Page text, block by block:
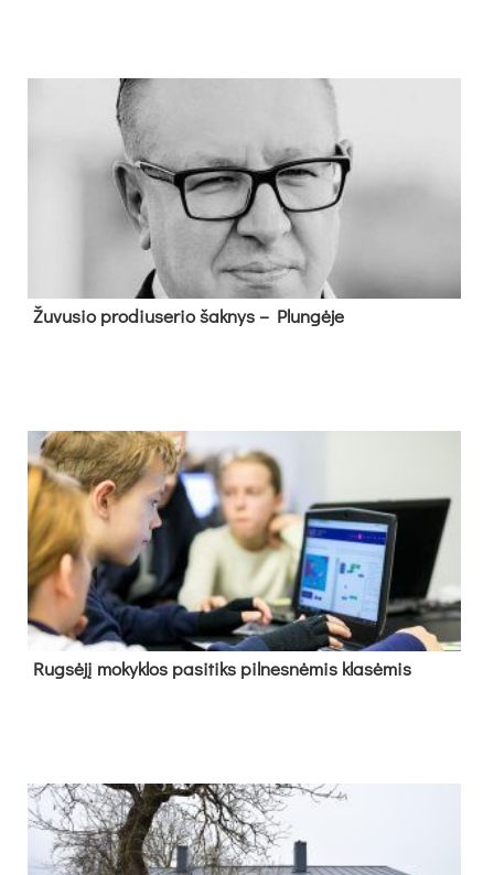
Žu­vu­sio pro­diu­se­rio šak­nys – Plun­gė­je
Rug­sė­jį mo­kyk­los pa­si­tiks pil­nes­nė­mis kla­sė­mis